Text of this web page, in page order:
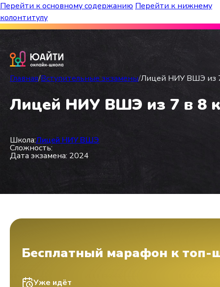
Перейти к основному содержанию Перейти к нижнему
колонтитулу
Бесплатный марафон к топ-школам!
Главная/Вступительные экзамены/Лицей НИУ ВШЭ из
Лицей НИУ ВШЭ из 7 в 8
Школа:Лицей НИУ ВШЭ
Сложность:
Дата экзамена: 2024
Бесплатный марафон к топ-
Уже идёт